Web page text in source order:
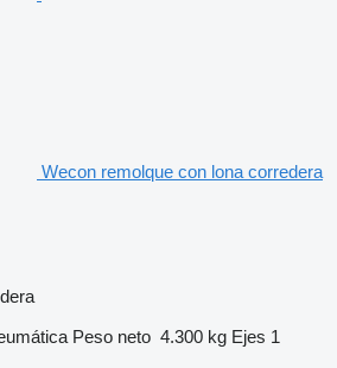
Wecon remolque con lona corredera
Peso neto 4.300 kg Ejes 1